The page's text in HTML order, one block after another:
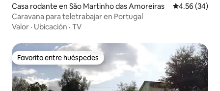
Casa rodante en São Martinho das Amoreiras Calificación
4.56 (34)
Caravana para teletrabajar en Portugal
Valor · Ubicación · TV
Favorito entre huéspedes
Favorito entre huéspedes